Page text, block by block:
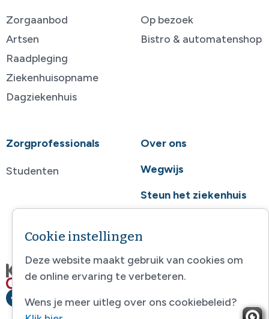
Zorgaanbod
Artsen
Raadpleging
Ziekenhuisopname
Dagziekenhuis
Op bezoek
Bistro & automatenshop
Zorgprofessionals
Studenten
Over ons
Wegwijs
Steun het ziekenhuis
Cookie instellingen
Deze website maakt gebruik van cookies om
de online ervaring te verbeteren.
Wens je meer uitleg over ons cookiebeleid?